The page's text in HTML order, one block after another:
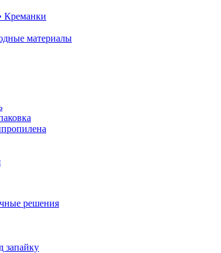
Креманки
материалы
решения
запайку